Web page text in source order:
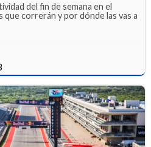
del fin de semana en el
correrán y por dónde las vas a